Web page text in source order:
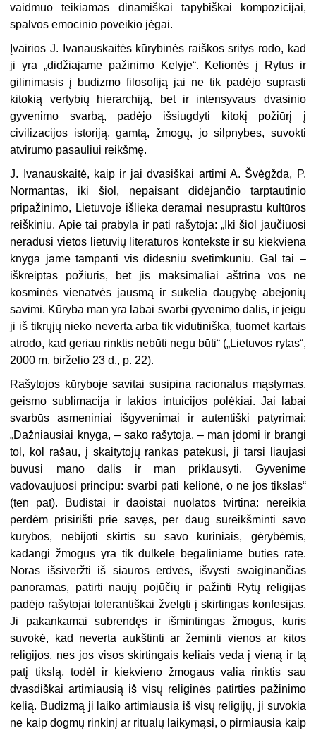
vaidmuo teikiamas dinamiškai tapybiškai kompozicijai,
spalvos emocinio poveikio jėgai.
Įvairios J. Ivanauskaitės kūrybinės raiškos sritys rodo, kad
ji yra „didžiajame pažinimo Kelyje“. Kelionės į Rytus ir
gilinimasis į budizmo filosofiją jai ne tik padėjo suprasti
kitokią vertybių hierarchiją, bet ir intensyvaus dvasinio
gyveni­mo svarbą, padėjo išsiugdyti kitokį požiūrį į
civilizacijos istoriją, gamtą, žmogų, jo silpnybes, suvokti
atvirumo pasauliui reikšmę.
J. Ivanauskaitė, kaip ir jai dvasiškai artimi A. Švėgžda, P.
Normantas, iki šiol, nepaisant didėjančio tarptautinio
pripažinimo, Lietuvoje išlieka deramai nesuprastu kultūros
reiškiniu. Apie tai prabyla ir pati rašytoja: „Iki šiol jaučiuo­si
neradusi vietos lietuvių literatūros kontekste ir su kiekviena
knyga jame tam­panti vis didesniu svetimkūniu. Gal tai –
iškreiptas požiūris, bet jis maksimaliai aštrina vos ne
kosminės vienatvės jausmą ir sukelia daugybę abejonių
savimi. Kūryba man yra labai svarbi gyvenimo dalis, ir jeigu
ji iš tikrųjų nieko neverta arba tik vidutiniška, tuomet kartais
atrodo, kad geriau rinktis nebūti negu būti“ („Lietuvos rytas“,
2000 m. birželio 23 d., p. 22).
Rašytojos kūryboje savitai susipina racionalus mąstymas,
geismo sublimacija ir lakios intuicijos polėkiai. Jai labai
svarbūs asmeniniai išgyvenimai ir autentiški patyrimai;
„Dažniausiai knyga, – sako rašytoja, – man įdomi ir brangi
tol, kol rašau, į skaitytojų rankas patekusi, ji tarsi liaujasi
buvusi mano dalis ir man priklausyti. Gyvenime
vadovaujuosi principu: svarbi pati kelionė, o ne jos tikslas“
(ten pat). Budistai ir daoistai nuolatos tvirtina: nereikia
perdėm prisirišti prie savęs, per daug sureikšminti savo
kūrybos, nebijoti skirtis su savo kūriniais, gėrybėmis,
kadangi žmogus yra tik dulkele begaliniame būties rate.
Noras išsiveržti iš siauros erdvės, išvysti svaiginančias
panoramas, patirti naujų pojūčių ir pažinti Rytų religijas
padėjo rašytojai tolerantiškai žvelgti į skirtingas konfesijas.
Ji pakankamai subrendęs ir išmintingas žmogus, kuris
suvokė, kad neverta aukštinti ar žeminti vienos ar kitos
religijos, nes jos visos skirtingais keliais veda į vieną ir tą
patį tikslą, todėl ir kiekvieno žmogaus valia rinktis sau
dvasdiškai artimiausią iš visų religinės patirties pažinimo
kelią. Budizmą ji laiko artimiausia iš visų religijų, ji suvokia
ne kaip dogmų rinkinį ar ritualų laikymąsi, o pirmiausia kaip